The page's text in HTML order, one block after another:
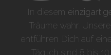
In diesem
Träume wahr.
entführen Dich auf
Täglich sind 8 bis